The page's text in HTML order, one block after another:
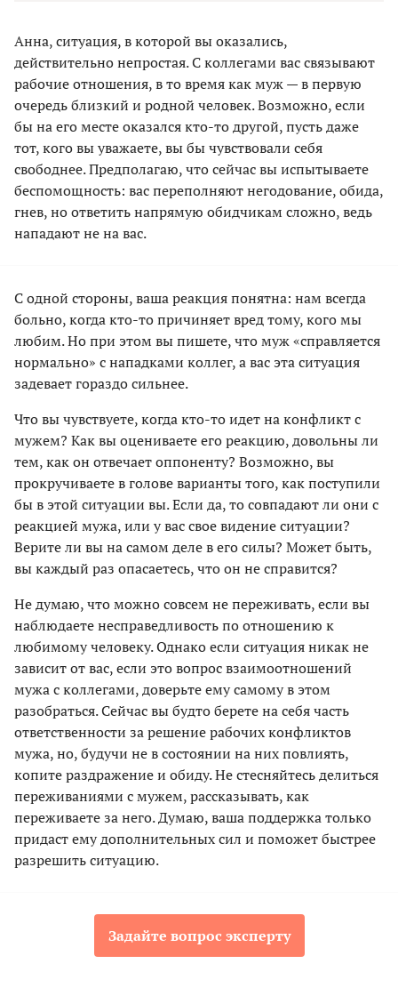
Анна, ситуация, в которой вы оказались,
действительно непростая. С коллегами вас связывают
рабочие отношения, в то время как муж — в первую
очередь близкий и родной человек. Возможно, если
бы на его месте оказался кто-то другой, пусть даже
тот, кого вы уважаете, вы бы чувствовали себя
свободнее. Предполагаю, что сейчас вы испытываете
беспомощность: вас переполняют негодование, обида,
гнев, но ответить напрямую обидчикам сложно, ведь
нападают не на вас.
С одной стороны, ваша реакция понятна: нам всегда
больно, когда кто-то причиняет вред тому, кого мы
любим. Но при этом вы пишете, что муж «справляется
нормально» с нападками коллег, а вас эта ситуация
задевает гораздо сильнее.
Что вы чувствуете, когда кто-то идет на конфликт с
мужем? Как вы оцениваете его реакцию, довольны ли
тем, как он отвечает оппоненту? Возможно, вы
прокручиваете в голове варианты того, как поступили
бы в этой ситуации вы. Если да, то совпадают ли они с
реакцией мужа, или у вас свое видение ситуации?
Верите ли вы на самом деле в его силы? Может быть,
вы каждый раз опасаетесь, что он не справится?
Не думаю, что можно совсем не переживать, если вы
наблюдаете несправедливость по отношению к
любимому человеку. Однако если ситуация никак не
зависит от вас, если это вопрос взаимоотношений
мужа с коллегами, доверьте ему самому в этом
разобраться. Сейчас вы будто берете на себя часть
ответственности за решение рабочих конфликтов
мужа, но, будучи не в состоянии на них повлиять,
копите раздражение и обиду. Не стесняйтесь делиться
переживаниями с мужем, рассказывать, как
переживаете за него. Думаю, ваша поддержка только
придаст ему дополнительных сил и поможет быстрее
разрешить ситуацию.
Задайте вопрос эксперту